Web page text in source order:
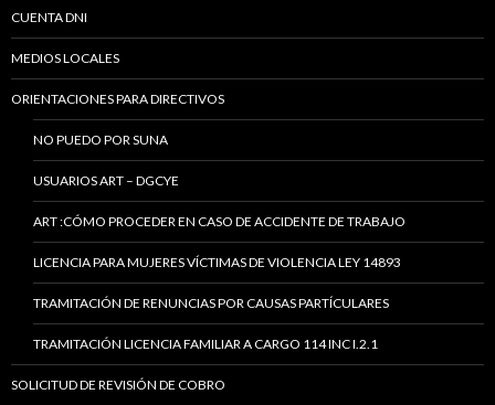
CUENTA DNI
MEDIOS LOCALES
ORIENTACIONES PARA DIRECTIVOS
NO PUEDO POR SUNA
USUARIOS ART – DGCYE
ART :CÓMO PROCEDER EN CASO DE ACCIDENTE DE TRABAJO
LICENCIA PARA MUJERES VÍCTIMAS DE VIOLENCIA LEY 14893
TRAMITACIÓN DE RENUNCIAS POR CAUSAS PARTÍCULARES
TRAMITACIÓN LICENCIA FAMILIAR A CARGO 114 INC I.2.1
SOLICITUD DE REVISIÓN DE COBRO